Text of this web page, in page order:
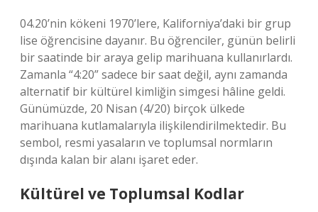
04.20’nin kökeni 1970’lere, Kaliforniya’daki bir grup
lise öğrencisine dayanır. Bu öğrenciler, günün belirli
bir saatinde bir araya gelip marihuana kullanırlardı.
Zamanla “4:20” sadece bir saat değil, aynı zamanda
alternatif bir kültürel kimliğin simgesi hâline geldi.
Günümüzde, 20 Nisan (4/20) birçok ülkede
marihuana kutlamalarıyla ilişkilendirilmektedir. Bu
sembol, resmi yasaların ve toplumsal normların
dışında kalan bir alanı işaret eder.
Kültürel ve Toplumsal Kodlar